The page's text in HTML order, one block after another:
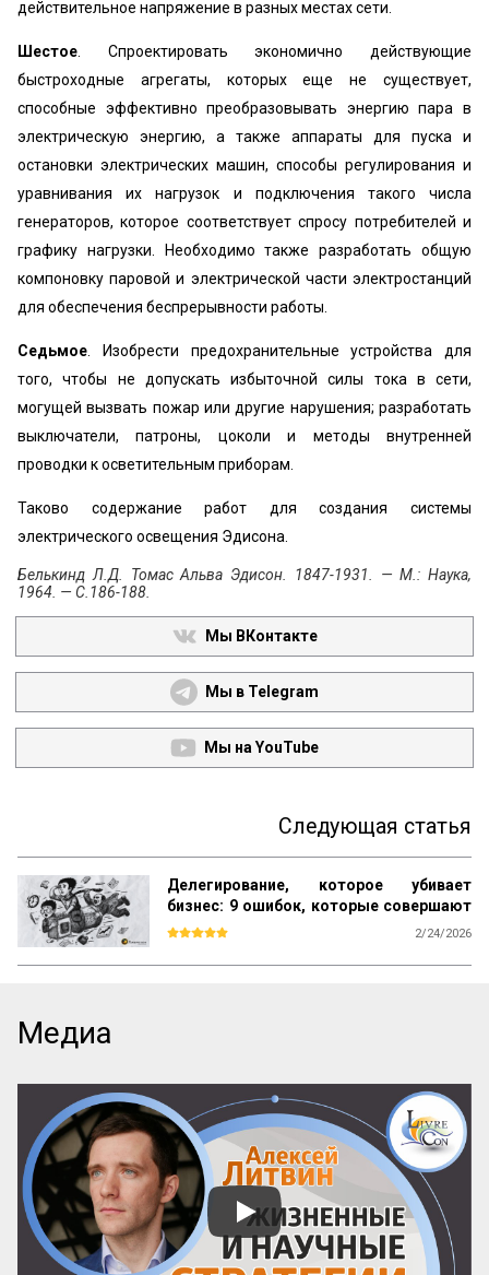
действительное напряжение в разных местах сети.
Шестое . Спроектировать экономично действующие
быстроходные агрегаты, которых еще не существует,
способные эффективно преобразовывать энергию пара в
электрическую энергию, а также аппараты для пуска и
остановки электрических машин, способы регулирования и
уравнивания их нагрузок и подключения такого числа
генераторов, которое соответствует спросу потребителей и
графику нагрузки. Необходимо также разработать общую
компоновку паровой и электрической части электростанций
для обеспечения беспрерывности работы.
Седьмое . Изобрести предохранительные устройства для
того, чтобы не допускать избыточной силы тока в сети,
могущей вызвать пожар или другие нарушения; разработать
выключатели, патроны, цоколи и методы внутренней
проводки к осветительным приборам.
Таково содержание работ для создания системы
электрического освещения Эдисона.
Белькинд Л.Д. Томас Альва Эдисон. 1847-1931. — М.: Наука,
1964. — С.186-188.
Мы ВКонтакте
Мы в Telegram
Мы на YouTube
Следующая статья
Делегирование, которое убивает
бизнес: 9 ошибок, которые совершают
прямо сейчас
2/24/2026
Мы привыкли делегировать людям, но
забываем настраивать процессы. Ставка
на человеческий фактор превращает
управление в лотерею, где выигрышный
билет достаётся лишь единицам.
Существует иной подход: он позволяет
сделать компанию человеко-
независимой, где результат гарантирует
не гениальность сотрудника, а ...
Медиа